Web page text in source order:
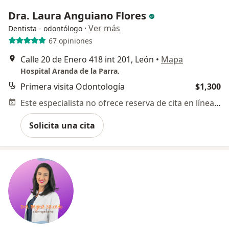
Dra. Laura Anguiano Flores
Dentista - odontólogo · Ver más
67 opiniones
Calle 20 de Enero 418 int 201, León • Mapa
Hospital Aranda de la Parra.
Primera visita Odontología
$1,300
Este especialista no ofrece reserva de cita en línea en esta dirección.
Solicita una cita